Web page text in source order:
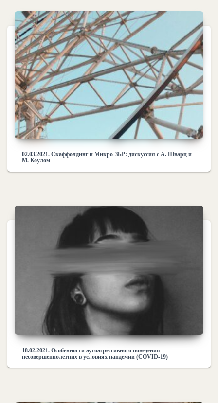
02.03.2021. Скаффолдинг и Микро-ЗБР: дискуссия с А. Шварц и
М. Коулом
18.02.2021. Особенности аутоагрессивного поведения
несовершеннолетних в условиях пандемии (COVID-19)